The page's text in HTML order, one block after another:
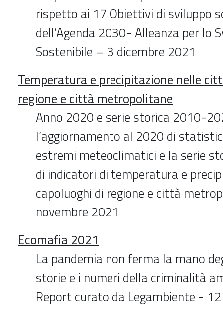
rispetto ai 17 Obiettivi di sviluppo
dell’Agenda 2030- Alleanza per lo
Sostenibile – 3 dicembre 2021
Temperatura e precipitazione nelle
regione e città metropolitane
Anno 2020 e serie storica 2010-
l’aggiornamento al 2020 di
estremi meteoclimatici e la serie
di indicatori di temperatura e
capoluoghi di regione e città
novembre 2021
Ecomafia 2021
La pandemia non ferma la mano
storie e i numeri della criminalità
Report curato da Legambiente -